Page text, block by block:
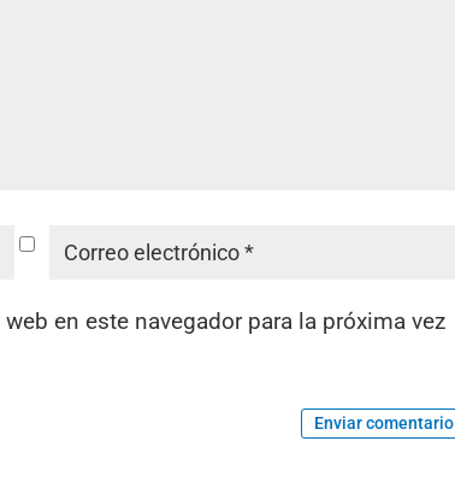
en este navegador para la próxima vez
Enviar comentario